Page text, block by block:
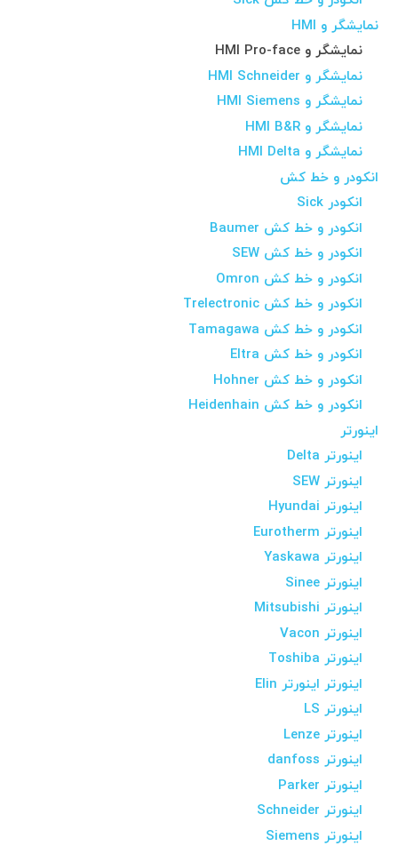
نمایشگر و HMI
نمایشگر و HMI Pro-face
نمایشگر و HMI Schneider
نمایشگر و HMI Siemens
نمایشگر و HMI B&R
نمایشگر و HMI Delta
انکودر و خط کش
انکودر Sick
انکودر و خط کش Baumer
انکودر و خط کش SEW
انکودر و خط کش Omron
انکودر و خط کش Trelectronic
انکودر و خط کش Tamagawa
انکودر و خط کش Eltra
انکودر و خط کش Hohner
انکودر و خط کش Heidenhain
اینورتر
اینورتر Delta
اینورتر SEW
اینورتر Hyundai
اینورتر Eurotherm
اینورتر Yaskawa
اینورتر Sinee
اینورتر Mitsubishi
اینورتر Vacon
اینورتر Toshiba
اینورتر اینورتر Elin
اینورتر LS
اینورتر Lenze
اینورتر danfoss
اینورتر Parker
اینورتر Schneider
اینورتر Siemens